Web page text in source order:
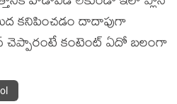
కనిపించడం దాదాపుగా
చెప్పారంటే కంటెంట్ ఏదో బలంగా